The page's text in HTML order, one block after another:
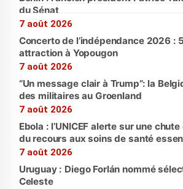
du Sénat
7 août 2026
Concerto de l’indépendance 2026 :
attraction à Yopougon
7 août 2026
“Un message clair à Trump”: la
des militaires au Groenland
7 août 2026
Ebola : l’UNICEF alerte sur une
du recours aux soins de santé
7 août 2026
Uruguay : Diego Forlán nommé
Celeste